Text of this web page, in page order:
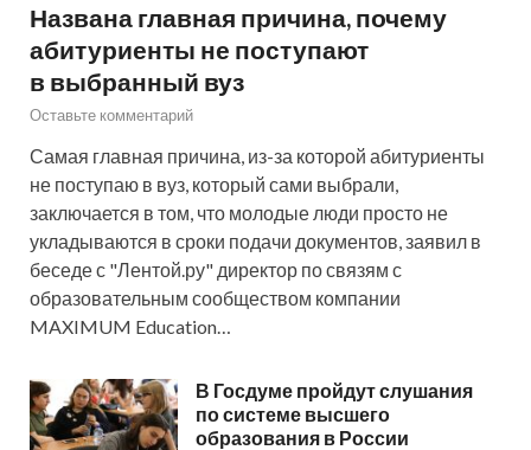
Названа главная причина, почему
абитуриенты не поступают
в выбранный вуз
Оставьте комментарий
Самая главная причина, из-за которой абитуриенты
не поступаю в вуз, который сами выбрали,
заключается в том, что молодые люди просто не
укладываются в сроки подачи документов, заявил в
беседе с "Лентой.ру" директор по связям с
образовательным сообществом компании
MAXIMUM Education…
В Госдуме пройдут слушания
по системе высшего
образования в России